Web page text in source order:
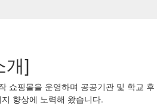
개]
쇼핑몰을 운영하며 공공기관 및 학교 후
향상에 노력해 왔습니다.